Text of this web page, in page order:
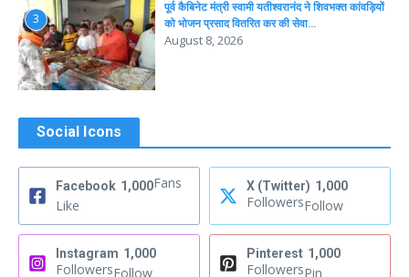
3
पूर्व कैबिनेट मंत्री स्वामी यतीश्वरानंद ने शिवभक्त कांवड़ियों
को भोजन प्रसाद वितरित कर की सेवा…
August 8, 2026
Social Icons
Facebook 1,000Fans
Like
X (Twitter) 1,000
FollowersFollow
Instagram 1,000
FollowersFollow
Pinterest 1,000
FollowersPin